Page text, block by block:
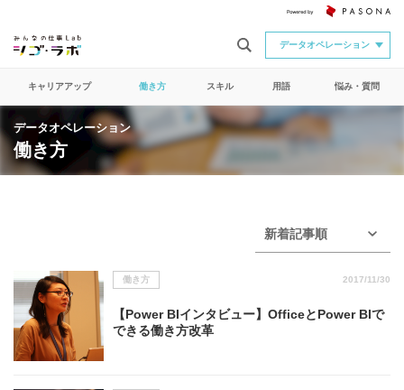
データオペレーション
キャリアアップ 働き方 スキル 用語 悩み・質問
データオペレーション
働き方
新着記事順
働き方 2017/11/30
【Power BIインタビュー】OfficeとPower BIで
できる働き方改革